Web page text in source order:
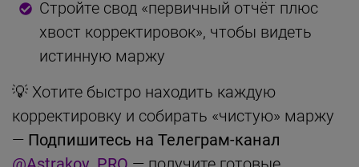
Стройте свод «первичный отчёт плюс
хвост корректировок», чтобы видеть
истинную маржу
💡 Хотите быстро находить каждую
корректировку и собирать «чистую» маржу
— Подпишитесь на Телеграм-канал